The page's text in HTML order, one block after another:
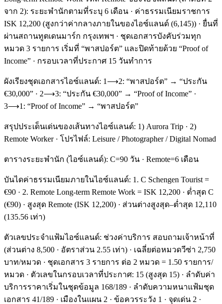
จาก 2): ระยะพำนักตามที่ระบุ 6 เดือน · ค่าธรรมเนียมราชการ
ISK 12,200 (สูงกว่าค่ากลางภายในของไอซ์แลนด์ (6,145)) · ยื่นที่
ผ่านสถานทูตเดนมาร์ก กรุงเทพฯ · ชุดเอกสารบังคับร่วมทุก
หมวด 3 รายการ เริ่มที่ “พาสปอร์ต” และปิดท้ายด้วย “Proof of
Income” · กรอบเวลาที่ประกาศ 15 วันทำการ
ผังเรียงชุดเอกสารไอซ์แลนด์: 1⟶2: “พาสปอร์ต” → “ประกัน
€30,000” · 2⟶3: “ประกัน €30,000” → “Proof of Income” ·
3⟶1: “Proof of Income” → “พาสปอร์ต”
สรุปประเด็นเด่นของเส้นทางไอซ์แลนด์: 1) Aurora Trip · 2)
Remote Worker · โปรไฟล์: Leisure / Photographer / Digital Nomad
ตารางระยะพำนัก (ไอซ์แลนด์): C=90 วัน · Remote=6 เดือน
บันไดค่าธรรมเนียมภายในไอซ์แลนด์: 1. C Schengen Tourist =
€90 · 2. Remote Long-term Remote Work = ISK 12,200 · ต่ำสุด C
(€90) · สูงสุด Remote (ISK 12,200) · ส่วนต่างสูงสุด–ต่ำสุด 12,110
(135.56 เท่า)
ตัวเลขประจำแฟ้มไอซ์แลนด์: ช่วงค่าบริการ สอบถามเจ้าหน้าที่
(ส่วนต่าง 8,500 · อัตราส่วน 2.55 เท่า) · เฉลี่ยต่อหมวดวีซ่า 2,750
บาท/หมวด · ชุดเอกสาร 3 รายการ ต่อ 2 หมวด = 1.50 รายการ/
หมวด · ตัวเลขในกรอบเวลาที่ประกาศ: 15 (สูงสุด 15) · ลำดับค่า
บริการราคาเริ่มในชุดข้อมูล 168/189 · ลำดับความหนาแฟ้มชุด
เอกสาร 41/189 · เมืองในแผน 2 · ข้อควรระวัง 1 · จุดเด่น 2 ·